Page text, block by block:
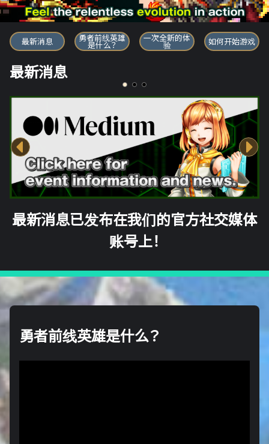
勇者前线英雄
最新消息 勇者前线英雄
是什么？
一次全新的体
验 如何开始游戏
最新消息
最新消息已发布在我们的官方社交媒体
账号上！
勇者前线英雄是什么？